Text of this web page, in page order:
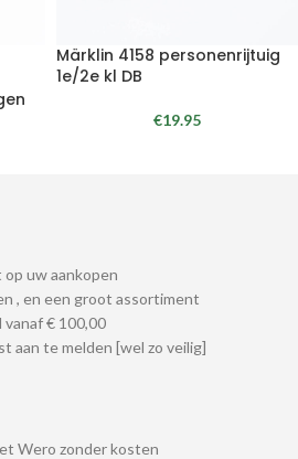
Märklin 4158 personenrijtuig
1e/2e kl DB
€19.95
uw aankopen
, en een groot assortiment
€ 100,00
aan te melden [wel zo veilig]
Wero zonder kosten